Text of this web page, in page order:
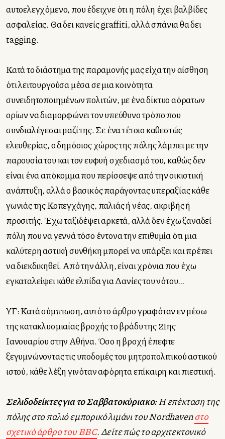
αυτοελεγχόμενο, που έδειχνε ότι η πόλη έχει βαλβίδες
ασφαλείας. Θα δει κανείς graffiti, αλλά σπάνια θα δει
tagging.
Κατά το διάστημα της παραμονής μας είχα την αίσθηση
ότι λειτουργούσα μέσα σε μια κοινότητα
συνειδητοποιημένων πολιτών, με ένα δίκτυο αόρατων
ορίων να διαμορφώνει τον υπεύθυνο τρόπο που
συνδιαλέγεσαι μαζί της. Σε ένα τέτοιο καθεστώς
ελευθερίας, ο δημόσιος χώρος της πόλης λάμπει με την
παρουσία του και τον ευφυή σχεδιασμό του, καθώς δεν
είναι ένα απόκομμα που περίσσεψε από την οικιστική
ανάπτυξη, αλλά ο βασικός παράγοντας υπεραξίας κάθε
γωνιάς της Κοπεγχάγης, παλιάς ή νέας, ακριβής ή
προσιτής. Έχω ταξιδέψει αρκετά, αλλά δεν έχω ξαναδεί
πόλη που να γεννά τόσο έντονα την επιθυμία ότι μια
καλύτερη αστική συνθήκη μπορεί να υπάρξει και πρέπει
να διεκδικηθεί. Από την άλλη, είναι χρόνια που έχω
εγκαταλείψει κάθε ελπίδα για Δανίες του νότου…
ΥΓ: Κατά σύμπτωση, αυτό το άρθρο γραφόταν εν μέσω
της κατακλυσμιαίας βροχής το βράδυ της 21ης
Ιανουαρίου στην Αθήνα. Όσο η βροχή έπεφτε
ξεγυμνώνοντας τις υποδομές του μητροπολιτικού αστικού
ιστού, κάθε λέξη γινόταν αφόρητα επίκαιρη και πιεστική.
Σελιδοδείκτες για το Σαββατοκύριακο:Η επέκταση της
πόλης στο παλιό εμπορικό λιμάνι του Nordhavenστο
σχετικό άρθρο του BBC. Δείτε πώς το αρχιτεκτονικό